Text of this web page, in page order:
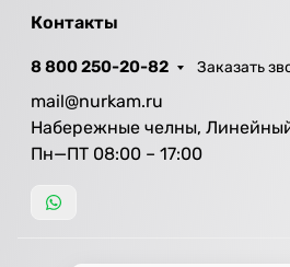
Контакты
8 800 250-20-82 Заказать
mail@nurkam.ru
Набережные челны,
Пн—ПТ 08:00 – 17:00